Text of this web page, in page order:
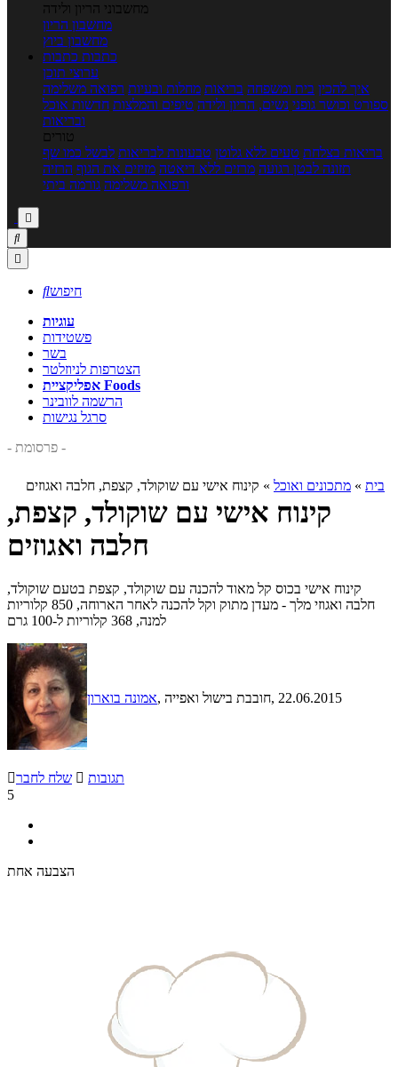
מחשבוני הריון ולידה
מחשבון הריון
מחשבון ביוץ
כתבות כתבות
ערוצי תוכן
איך להכין בית ומשפחה בריאות מחלות ובעיות רפואה משלימה
ספורט וכושר גופני נשים, הריון ולידה טיפים והמלצות חדשות אוכל
ובריאות
טורים
בריאות בצלחת טעים ללא גלוטן טבעונות לבריאות לבשל כמו שף
תזונה לבטן רגועה מרזים ללא דיאטה מזיזים את הגוף הרזיה
ורפואה משלימה גורמה ביתי



חיפוש
עוגיות
פשטידות
בשר
הצטרפות לניוזלטר
אפליקציית Foods
הרשמה לוובינר
סרגל נגישות
- פרסומת -
בית » מתכונים ואוכל » קינוח אישי עם שוקולד, קצפת, חלבה ואגוזים
קינוח אישי עם שוקולד, קצפת,
חלבה ואגוזים
קינוח אישי בכוס קל מאוד להכנה עם שוקולד, קצפת בטעם שוקולד,
חלבה ואגוזי מלך - מעדן מתוק וקל להכנה לאחר הארוחה, 850 קלוריות
למנה, 368 קלוריות ל-100 גרם
אמונה בוארון , חובבת בישול ואפייה, 22.06.2015
שלח לחבר  תגובות
5
הצבעה אחת